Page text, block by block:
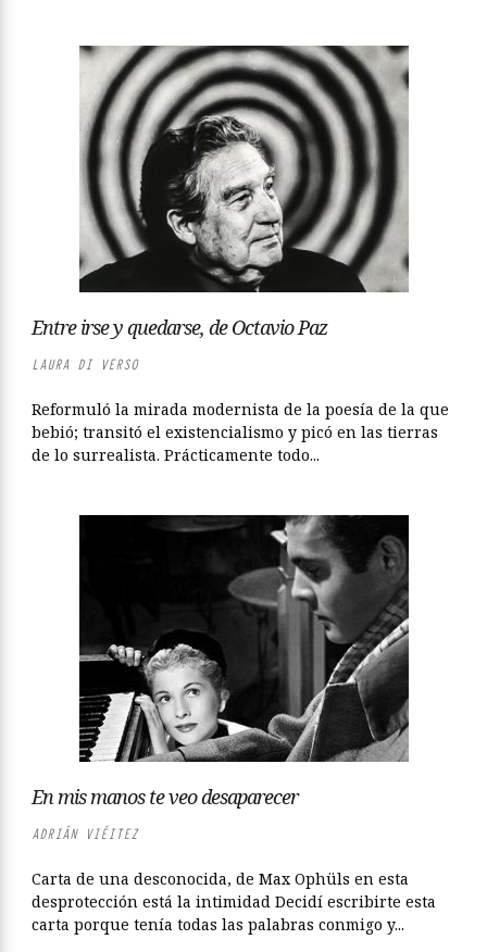
Entre irse y quedarse, de Octavio Paz
LAURA DI VERSO
Reformuló la mirada modernista de la poesía de la que
bebió; transitó el existencialismo y picó en las tierras
de lo surrealista. Prácticamente todo...
En mis manos te veo desaparecer
ADRIÁN VIÉITEZ
Carta de una desconocida, de Max Ophüls en esta
desprotección está la intimidad Decidí escribirte esta
carta porque tenía todas las palabras conmigo y...